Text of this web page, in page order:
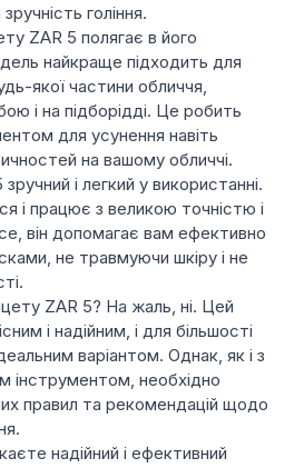
гоління.
ZAR 5 полягає в його
найкраще підходить для
якої частини обличчя,
і на підборідді. Це робить
для усунення навіть
на вашому обличчі.
і легкий у використанні.
і працює з великою точністю і
він допомагає вам ефективно
не травмуючи шкіру і не
ZAR 5? На жаль, ні. Цей
і надійним, і для більшості
варіантом. Однак, як і з
інструментом, необхідно
правил та рекомендацій щодо
надійний і ефективний